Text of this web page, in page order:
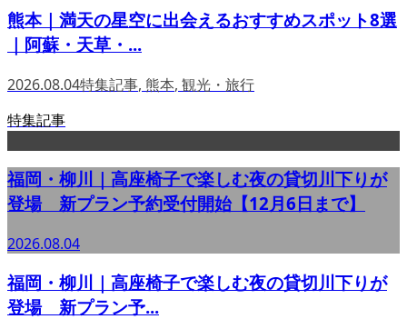
熊本｜満天の星空に出会えるおすすめスポット8選
｜阿蘇・天草・...
2026.08.04特集記事, 熊本, 観光・旅行
特集記事
福岡・柳川｜高座椅子で楽しむ夜の貸切川下りが
登場 新プラン予約受付開始【12月6日まで】
2026.08.04
福岡・柳川｜高座椅子で楽しむ夜の貸切川下りが
登場 新プラン予...